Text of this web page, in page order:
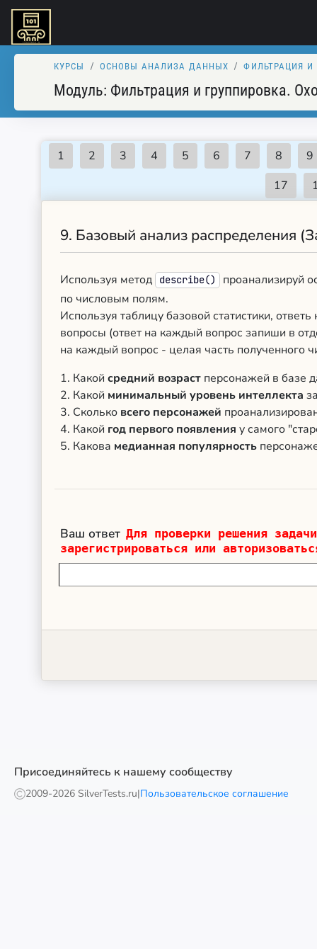
КУРСЫ ОСНОВЫ АНАЛИЗА ДАННЫХ ФИЛЬТРАЦИЯ
Модуль: Фильтрация и группировка.
9. Базовый анализ распределения
Используя метод describe()
проанализируй
по числовым полям.
Используя таблицу базовой статистики,
вопросы (ответ на каждый вопрос запиши в
на каждый вопрос - целая часть полученного
1. Какой средний возраст персонажей в базе
2. Какой минимальный уровень интеллекта
3. Сколько всего персонажей
4. Какой год первого появления у самого
5. Какова медианная популярность
Ваш ответ Для проверки решения
зарегистрироваться или
Присоединяйтесь к нашему сообществу
2009-2026 SilverTests.ru|Пользовательское соглашение